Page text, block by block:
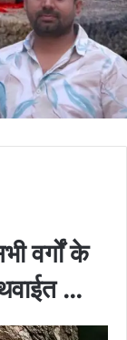
वर्गों के
…